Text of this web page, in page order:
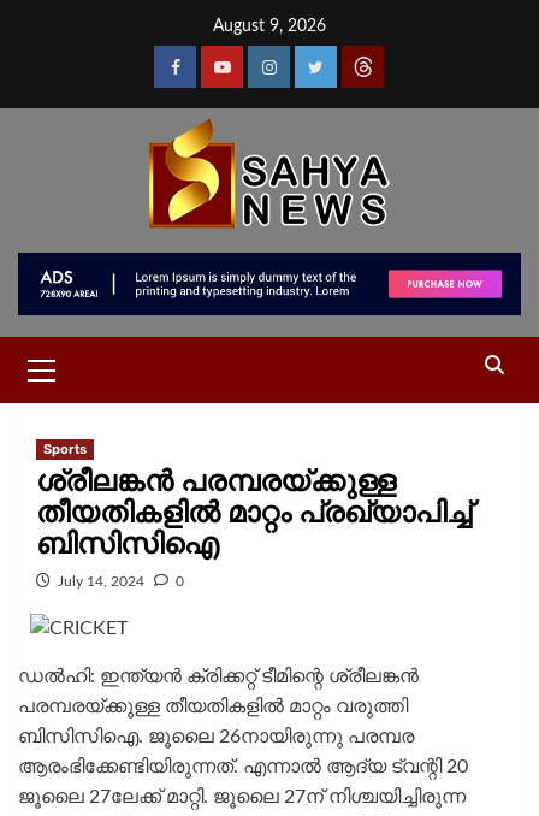
August 9, 2026
Sports
ശ്രീലങ്കന്‍ പരമ്പരയ്‌ക്കുള്ള
തീയതികളില്‍ മാറ്റം പ്രഖ്യാപിച്ച്
ബിസിസിഐ
July 14, 2024 0
ഡല്‍ഹി: ഇന്ത്യന്‍ ക്രിക്കറ്റ് ടീമിന്റെ ശ്രീലങ്കന്‍
പരമ്പരയ്‌ക്കുള്ള തീയതികളില്‍ മാറ്റം വരുത്തി
ബിസിസിഐ. ജൂലൈ 26നായിരുന്നു പരമ്പര
ആരംഭിക്കേണ്ടിയിരുന്നത്. എന്നാല്‍ ആദ്യ ട്വന്റി 20
ജൂലൈ 27ലേക്ക് മാറ്റി. ജൂലൈ 27ന് നിശ്ചയിച്ചിരുന്ന